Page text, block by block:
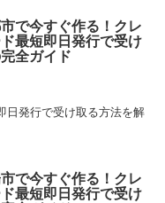
で今すぐ作る！クレ
最短即日発行で受け
全ガイド
日発行で受け取る方法を解
で今すぐ作る！クレ
最短即日発行で受け